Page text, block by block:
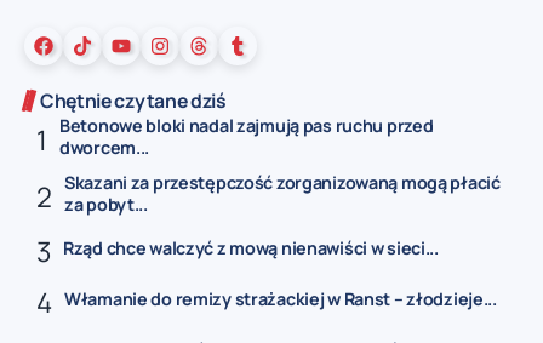
Chętnie czytane dziś
Betonowe bloki nadal zajmują pas ruchu przed
dworcem...
Skazani za przestępczość zorganizowaną mogą płacić
za pobyt...
Rząd chce walczyć z mową nienawiści w sieci...
Włamanie do remizy strażackiej w Ranst – złodzieje...